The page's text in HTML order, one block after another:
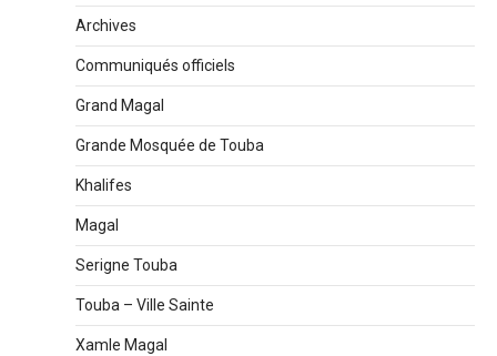
Archives
Communiqués officiels
Grand Magal
Grande Mosquée de Touba
Khalifes
Magal
Serigne Touba
Touba – Ville Sainte
Xamle Magal